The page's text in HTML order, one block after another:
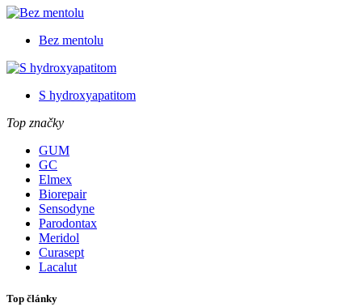
Bez mentolu
S hydroxyapatitom
Top značky
GUM
GC
Elmex
Biorepair
Sensodyne
Parodontax
Meridol
Curasept
Lacalut
Top články